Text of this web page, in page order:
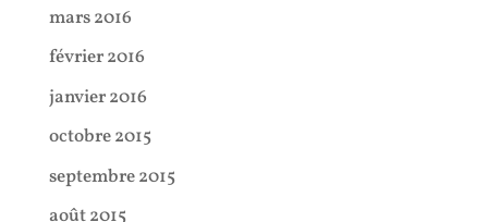
mars 2016
février 2016
janvier 2016
octobre 2015
septembre 2015
août 2015